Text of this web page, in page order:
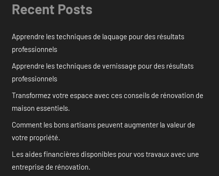
Recent Posts
Apprendre les techniques de laquage pour des résultats
professionnels
Apprendre les techniques de vernissage pour des résultats
professionnels
Transformez votre espace avec ces conseils de rénovation de
maison essentiels.
Comment les bons artisans peuvent augmenter la valeur de
votre propriété.
Les aides financières disponibles pour vos travaux avec une
entreprise de rénovation.